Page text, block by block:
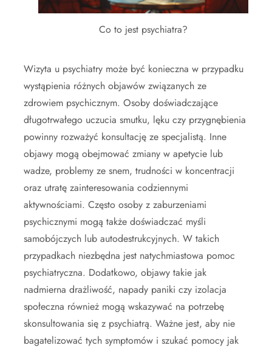
Co to jest psychiatra?
Wizyta u psychiatry może być konieczna w przypadku
wystąpienia różnych objawów związanych ze
zdrowiem psychicznym. Osoby doświadczające
długotrwałego uczucia smutku, lęku czy przygnębienia
powinny rozważyć konsultację ze specjalistą. Inne
objawy mogą obejmować zmiany w apetycie lub
wadze, problemy ze snem, trudności w koncentracji
oraz utratę zainteresowania codziennymi
aktywnościami. Często osoby z zaburzeniami
psychicznymi mogą także doświadczać myśli
samobójczych lub autodestrukcyjnych. W takich
przypadkach niezbędna jest natychmiastowa pomoc
psychiatryczna. Dodatkowo, objawy takie jak
nadmierna drażliwość, napady paniki czy izolacja
społeczna również mogą wskazywać na potrzebę
skonsultowania się z psychiatrą. Ważne jest, aby nie
bagatelizować tych symptomów i szukać pomocy jak